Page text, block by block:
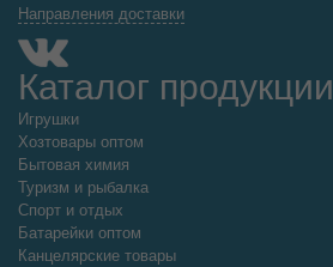
Направления доставки
Каталог продукции
Игрушки
Хозтовары оптом
Бытовая химия
Туризм и рыбалка
Спорт и отдых
Батарейки оптом
Канцелярские товары